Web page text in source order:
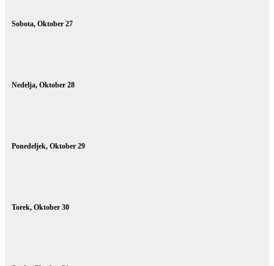
Sobota, Oktober 27
Nedelja, Oktober 28
Ponedeljek, Oktober 29
Torek, Oktober 30